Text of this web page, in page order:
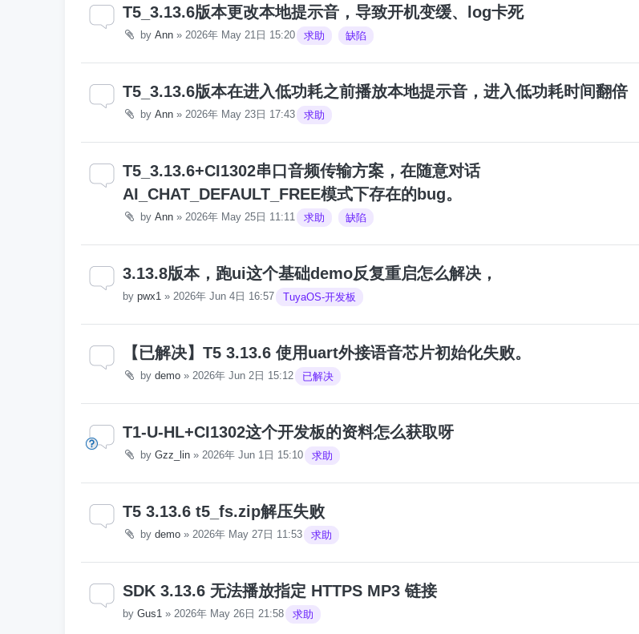
T5_3.13.6版本更改本地提示音，导致开机变缓、log卡死
by Ann » 2026年 May 21日 15:20 求助 缺陷
T5_3.13.6版本在进入低功耗之前播放本地提示音，进入低功耗时间翻倍
by Ann » 2026年 May 23日 17:43 求助
T5_3.13.6+CI1302串口音频传输方案，在随意对话
AI_CHAT_DEFAULT_FREE模式下存在的bug。
by Ann » 2026年 May 25日 11:11 求助 缺陷
3.13.8版本，跑ui这个基础demo反复重启怎么解决，
by pwx1 » 2026年 Jun 4日 16:57 TuyaOS-开发板
【已解决】T5 3.13.6 使用uart外接语音芯片初始化失败。
by demo » 2026年 Jun 2日 15:12 已解决
T1-U-HL+CI1302这个开发板的资料怎么获取呀
by Gzz_lin » 2026年 Jun 1日 15:10 求助
T5 3.13.6 t5_fs.zip解压失败
by demo » 2026年 May 27日 11:53 求助
SDK 3.13.6 无法播放指定 HTTPS MP3 链接
by Gus1 » 2026年 May 26日 21:58 求助